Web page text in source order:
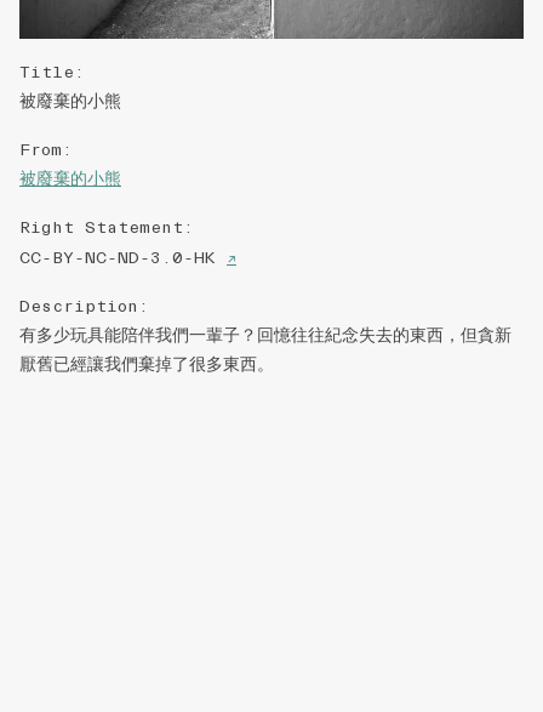
Title :
被廢棄的小熊
From :
被廢棄的小熊
Right Statement :
CC-BY-NC-ND-3.0-HK
↗
Description :
有多少玩具能陪伴我們一輩子？回憶往往紀念失去的東西，但貪新
厭舊已經讓我們棄掉了很多東西。